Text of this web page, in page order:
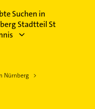
Suchen in
Stadtteil St
Nürnberg